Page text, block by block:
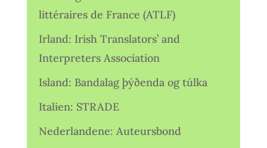
littéraires de France (ATLF)
Irland: Irish Translators’ and
Interpreters Association
Island: Bandalag þýðenda og túlka
Italien: STRADE
Nederlandene: Auteursbond